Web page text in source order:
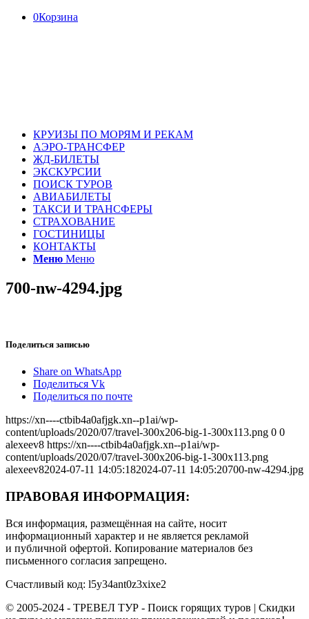
0Корзина
КРУИЗЫ ПО МОРЯМ И РЕКАМ
АЭРО-ТРАНСФЕР
ЖД-БИЛЕТЫ
ЭКСКУРСИИ
ПОИСК ТУРОВ
АВИАБИЛЕТЫ
ТАКСИ И ТРАНСФЕРЫ
СТРАХОВАНИЕ
ГОСТИНИЦЫ
КОНТАКТЫ
Меню Меню
700-nw-4294.jpg
Поделиться записью
Share on WhatsApp
Поделиться Vk
Поделиться по почте
https://xn----ctbib4a0afjgk.xn--p1ai/wp-
content/uploads/2020/07/travel-300x206-big-1-300x113.png 0 0
alexeev8 https://xn----ctbib4a0afjgk.xn--p1ai/wp-
content/uploads/2020/07/travel-300x206-big-1-300x113.png
alexeev82024-07-11 14:05:182024-07-11 14:05:20700-nw-4294.jpg
ПРАВОВАЯ ИНФОРМАЦИЯ:
Вся информация, размещённая на сайте, носит
информационный характер и не является рекламой
и публичной офертой. Копирование материалов без
письменного согласия запрещено.
Счастливый код: l5y34ant0z3xixe2
© 2005-2024 - ТРЕВЕЛ ТУР - Поиск горящих туров | Скидки